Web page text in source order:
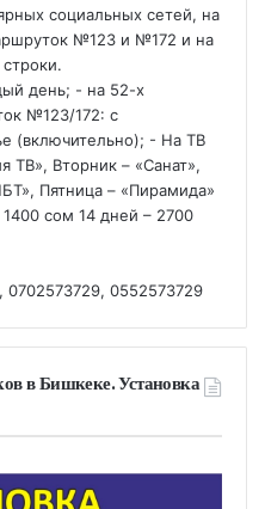
социальных сетей, на
№123 и №172 и на
день; - на 52-х
№123/172: с
(включительно); - На ТВ
ТВ», Вторник – «Санат»,
Пятница – «Пирамида»
сом 14 дней – 2700
0702573729, 0552573729
в Бишкеке. Установка